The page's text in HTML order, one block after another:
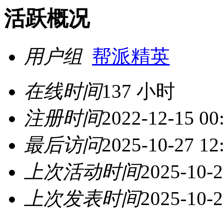
活跃概况
用户组 帮派精英
在线时间137 小时
注册时间2022-12-15
最后访问2025-10-27
上次活动时间2025-10-
上次发表时间2025-10-